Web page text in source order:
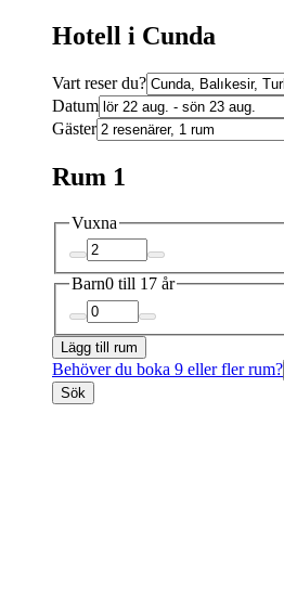
Hotell i Cunda
Vart reser du?
Datum
Gäster
Rum 1
Vuxna
Barn0 till 17 år
Lägg till rum
Behöver du boka 9 eller fler rum?
Sök